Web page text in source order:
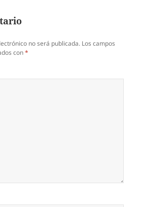
no será publicada. Los campos
con*